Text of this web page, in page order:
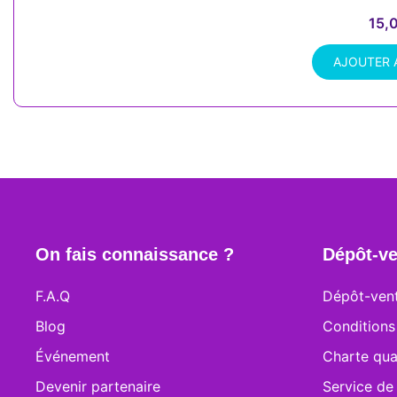
AJOUTER
On fais connaissance ?
F.A.Q
Blog
Événement
Devenir partenaire
Dépôt-
Dépôt-
Charte
Service